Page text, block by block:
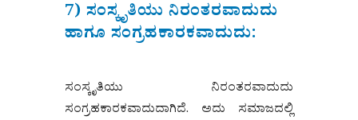
7) ಸಂಸ್ಕೃತಿಯು ನಿರಂತರವಾದುದು
ಹಾಗೂ ಸಂಗ್ರಹಕಾರಕವಾದುದು:
ಸಂಸ್ಕೃತಿಯು ನಿರಂತರವಾದುದು
ಸಂಗ್ರಹಕಾರಕವಾದುದಾಗಿದೆ. ಅದು ಸಮಾಜದಲ್ಲಿ